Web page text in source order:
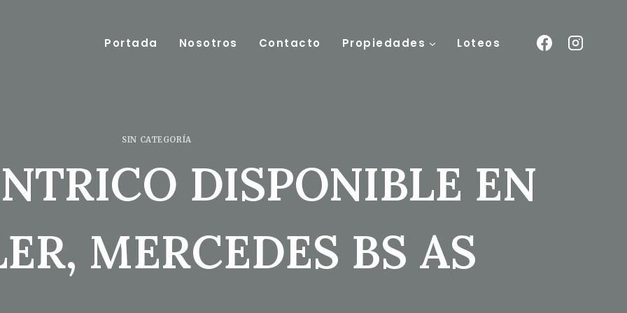
Portada Nosotros Contacto Propiedades Loteos
SIN CATEGORÍA
DISPONIBLE EN
MERCEDES BS AS